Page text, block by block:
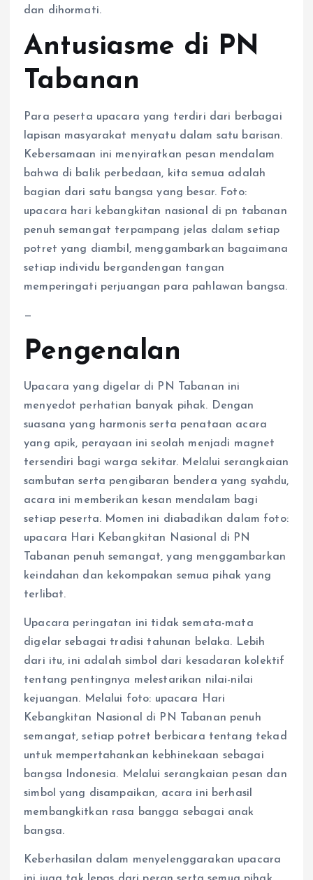
dan dihormati.
Antusiasme di PN
Tabanan
Para peserta upacara yang terdiri dari berbagai
lapisan masyarakat menyatu dalam satu barisan.
Kebersamaan ini menyiratkan pesan mendalam
bahwa di balik perbedaan, kita semua adalah
bagian dari satu bangsa yang besar. Foto:
upacara hari kebangkitan nasional di pn tabanan
penuh semangat terpampang jelas dalam setiap
potret yang diambil, menggambarkan bagaimana
setiap individu bergandengan tangan
memperingati perjuangan para pahlawan bangsa.
—
Pengenalan
Upacara yang digelar di PN Tabanan ini
menyedot perhatian banyak pihak. Dengan
suasana yang harmonis serta penataan acara
yang apik, perayaan ini seolah menjadi magnet
tersendiri bagi warga sekitar. Melalui serangkaian
sambutan serta pengibaran bendera yang syahdu,
acara ini memberikan kesan mendalam bagi
setiap peserta. Momen ini diabadikan dalam foto:
upacara Hari Kebangkitan Nasional di PN
Tabanan penuh semangat, yang menggambarkan
keindahan dan kekompakan semua pihak yang
terlibat.
Upacara peringatan ini tidak semata-mata
digelar sebagai tradisi tahunan belaka. Lebih
dari itu, ini adalah simbol dari kesadaran kolektif
tentang pentingnya melestarikan nilai-nilai
kejuangan. Melalui foto: upacara Hari
Kebangkitan Nasional di PN Tabanan penuh
semangat, setiap potret berbicara tentang tekad
untuk mempertahankan kebhinekaan sebagai
bangsa Indonesia. Melalui serangkaian pesan dan
simbol yang disampaikan, acara ini berhasil
membangkitkan rasa bangga sebagai anak
bangsa.
Keberhasilan dalam menyelenggarakan upacara